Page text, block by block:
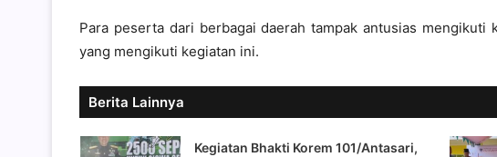
Para peserta dari berbagai daerah tampak antusias
yang mengikuti kegiatan ini.
Berita Lainnya
Kegiatan Bhakti Korem 101/Antasari,